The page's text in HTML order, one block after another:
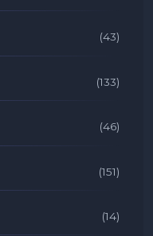
(43)
(133)
(46)
(151)
(14)